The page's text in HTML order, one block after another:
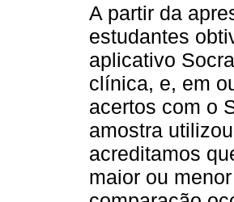
A partir da
estudantes
aplicativo
clínica, e, em
acertos com o
amostra
acreditamos
maior ou